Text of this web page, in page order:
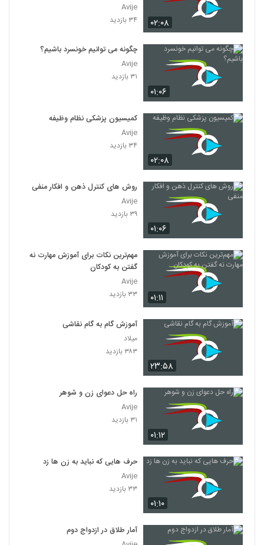
۰۲:۰۸
Avije
۳۴ بازدید
۰۱:۰۶
چگونه می توانیم خونسرد باشیم؟
Avije
۳۱ بازدید
۰۲:۰۸
کمیسیون پزشکی نظام وظیفه
Avije
۳۴ بازدید
۰۱:۰۶
روش های کنترل ذهن و افکار منفی
Avije
۳۹ بازدید
۰۱:۱۱
مهم‌ترین نکات برای آموزش مهارت نه
گفتن به کودکان
Avije
۳۳ بازدید
۲۳:۵۸
آموزش گام به گام نقاشی
میلاد
۳۸۳ بازدید
۰۱:۱۲
راه حل دعوای زن و شوهر
Avije
۳۱ بازدید
۰۱:۱۰
حرف هایی که نباید به زن ها زد
Avije
۳۳ بازدید
آمار طلاق در ازدواج دوم